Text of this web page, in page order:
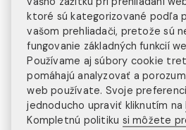
Časy sa menia a každý jeden z
chce posúvať “all the way up”.
trošku oklepať vo svete,
na život, zarobiť si aj nejaké tie
zažiť hromadu dobrodružstiev
cudzie jazyky, je jednoznačne
ktoré sú kategorizované podľa
vašom prehliadači, pretože sú
fungovanie základných funkcií
Používame aj súbory cookie
pomáhajú analyzovať a
web používate. Svoje
jednoducho upraviť kliknutím na
Kompletnú politiku si môžete